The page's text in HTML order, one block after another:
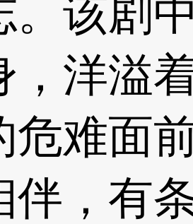
。该剧
，洋溢
危难面
伴，有